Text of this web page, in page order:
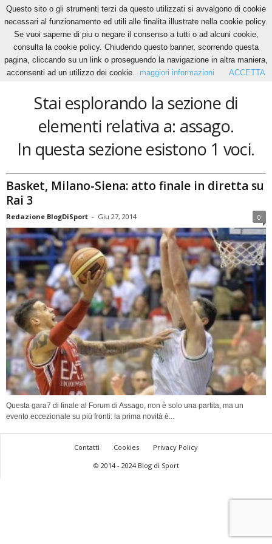
Home Tags Assago
assago
Stai esplorando la sezione di
elementi relativa a: assago.
In questa sezione esistono 1 voci.
Basket, Milano-Siena: atto finale in diretta su
Rai 3
Redazione BlogDiSport - Giu 27, 2014 0
Questa gara7 di finale al Forum di Assago, non è solo una partita, ma un
evento eccezionale su più fronti: la prima novità è...
Contatti Cookies
Privacy Policy
© 2014 - 2024 Blog di Sport
Questo sito o gli strumenti terzi da questo utilizzati si avvalgono di cookie
necessari al funzionamento ed utili alle finalita illustrate nella cookie policy.
Se vuoi saperne di piu o negare il consenso a tutti o ad alcuni cookie,
consulta la cookie policy. Chiudendo questo banner, scorrendo questa
pagina, cliccando su un link o proseguendo la navigazione in altra maniera,
acconsenti ad un utilizzo dei cookie.
maggiori informazioni ACCETTA